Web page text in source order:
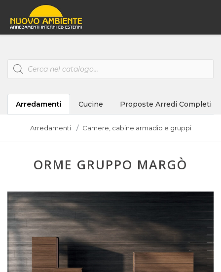
Products
search
Arredamenti Cucine Proposte Arredi Completi
Arredamenti Camere, cabine armadio e gruppi
ORME GRUPPO MARGÒ